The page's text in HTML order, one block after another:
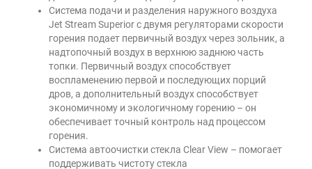
Система подачи и разделения наружного воздуха
Jet Stream Superior с двумя регуляторами скорости
горения подает первичный воздух через зольник, а
надтопочный воздух в верхнюю заднюю часть
топки. Первичный воздух способствует
воспламенению первой и последующих порций
дров, а дополнительный воздух способствует
экономичному и экологичному горению – он
обеспечивает точный контроль над процессом
горения.
Система автоочистки стекла Clear View – помогает
поддерживать чистоту стекла